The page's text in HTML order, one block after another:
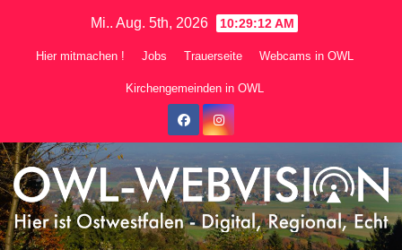
Mi.. Aug. 5th, 2026 10:29:13 AM
Hier mitmachen ! Jobs Trauerseite Webcams in OWL
Kirchengemeinden in OWL